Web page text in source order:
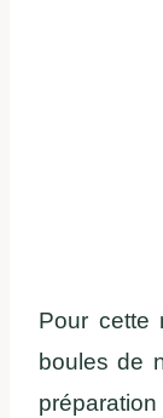
Pour cette
boules de